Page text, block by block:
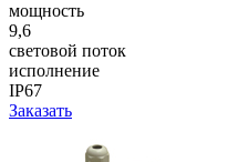
мощность
9,6
световой поток
исполнение
IP67
Заказать